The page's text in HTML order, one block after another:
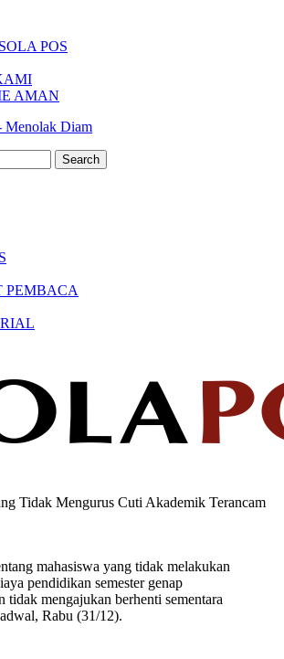
POS
AMAN
Menolak Diam
PEMBACA
Tidak Mengurus Cuti Akademik Terancam
mahasiswa yang tidak melakukan
pendidikan semester genap
tidak mengajukan berhenti sementara
Rabu (31/12).